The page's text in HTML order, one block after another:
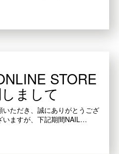
STORE
まして
ただき、誠にありがとうござ
いますが、下記期間NAIL…